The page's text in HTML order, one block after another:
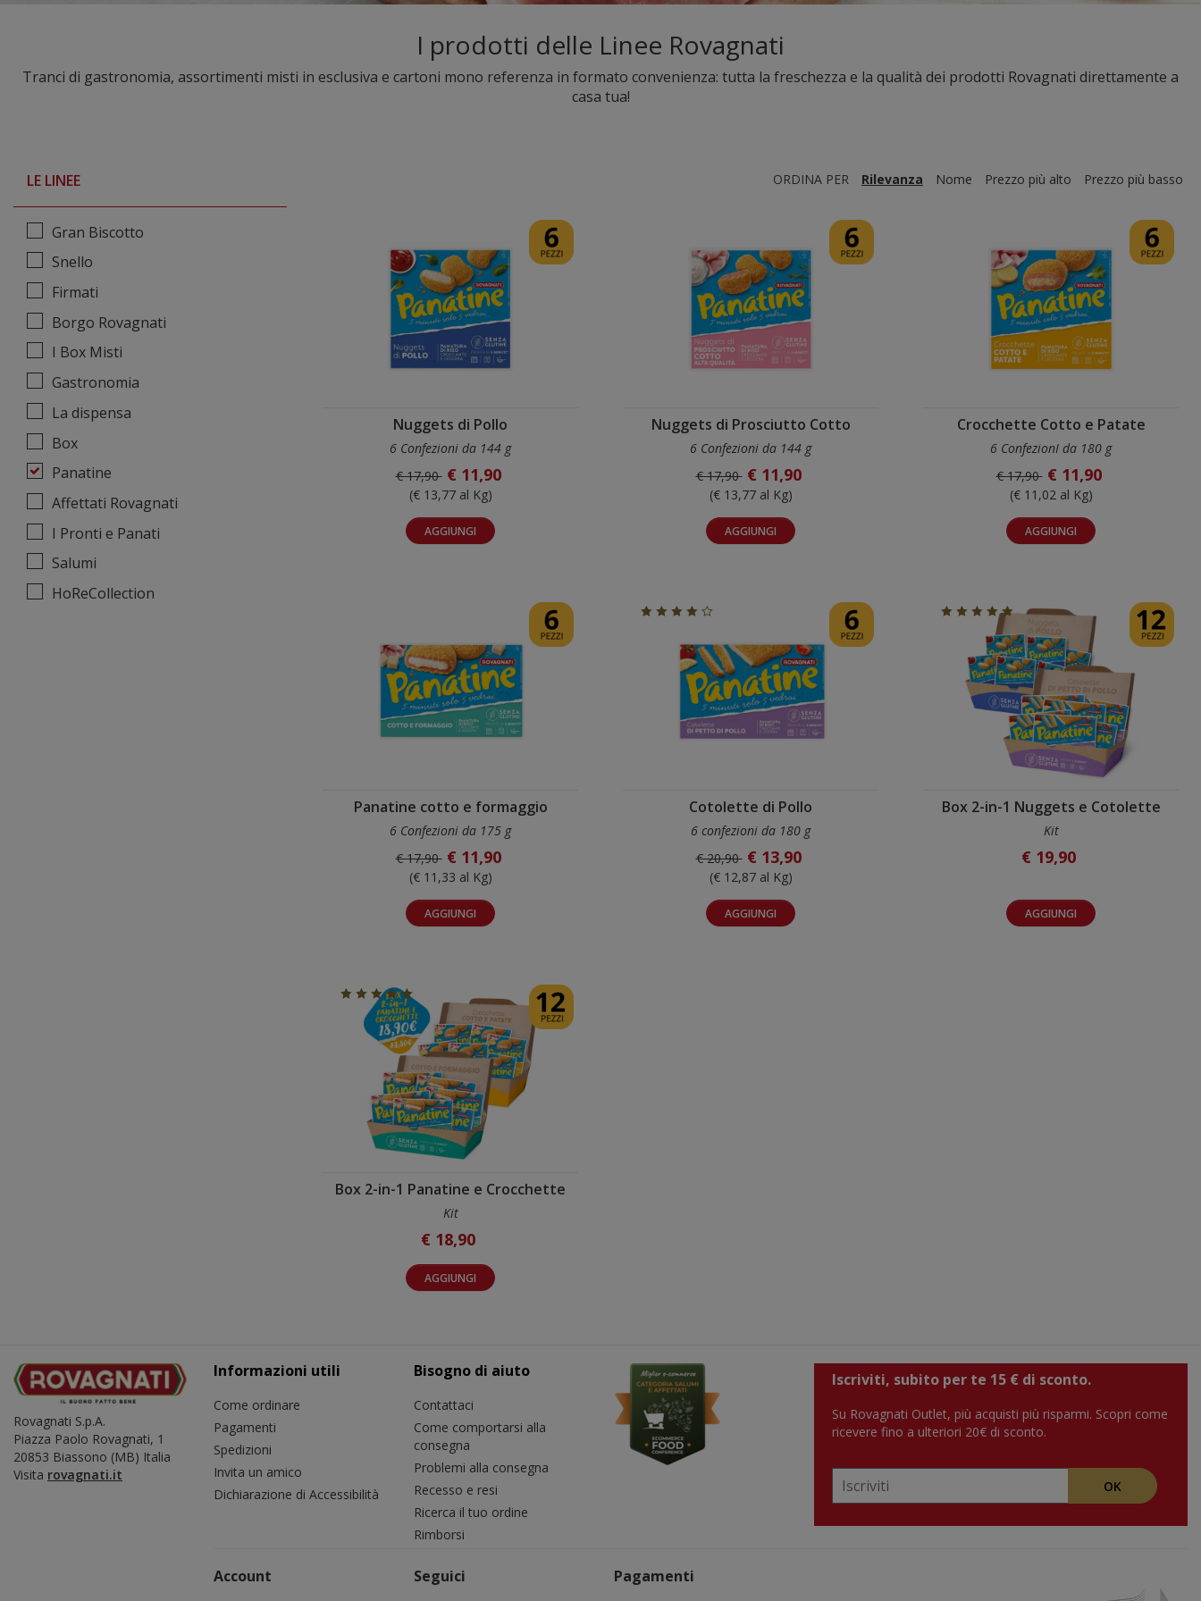
​I prodotti delle Linee Rovagnati
Tranci di gastronomia, assortimenti misti in esclusiva e cartoni mono referenza in formato convenienza: tutta la freschezza e la qualità dei prodotti Rovagnati direttamente a
casa tua!
LE LINEE
Gran Biscotto
Snello
Firmati
Borgo Rovagnati
I Box Misti
Gastronomia
La dispensa
Box
Panatine
Affettati Rovagnati
I Pronti e Panati
Salumi
HoReCollection
ORDINA PER Rilevanza Nome Prezzo più alto Prezzo più basso
Nuggets di Pollo
6 Confezioni da 144 g
€ 17,90 € 11,90
(€ 13,77 al Kg)
AGGIUNGI
Nuggets di Prosciutto Cotto
6 Confezioni da 144 g
€ 17,90 € 11,90
(€ 13,77 al Kg)
AGGIUNGI
Crocchette Cotto e Patate
6 ConfezionI da 180 g
€ 17,90 € 11,90
(€ 11,02 al Kg)
AGGIUNGI
Panatine cotto e formaggio
6 Confezioni da 175 g
€ 17,90 € 11,90
(€ 11,33 al Kg)
AGGIUNGI
Cotolette di Pollo
6 confezioni da 180 g
€ 20,90 € 13,90
(€ 12,87 al Kg)
AGGIUNGI
Box 2-in-1 Nuggets e Cotolette
Kit
€ 19,90
AGGIUNGI
Box 2-in-1 Panatine e Crocchette
Kit
€ 18,90
AGGIUNGI
Rovagnati S.p.A.
Piazza Paolo Rovagnati, 1
20853 Biassono (MB) Italia
​Visita rovagnati.it
Informazioni utili
Come ordinare
Pagamenti
Spedizioni
Invita un amico
Dichiarazione di Accessibilità
Bisogno di aiuto
Contattaci
Come comportarsi alla
consegna
Problemi alla consegna
Recesso e resi
Ricerca il tuo ordine
Rimborsi
Iscriviti, subito per te 15 € di sconto.
Su Rovagnati Outlet, più acquisti più risparmi. Scopri come
ricevere fino a ulteriori 20€ di sconto.
OK
Account Seguici Pagamenti